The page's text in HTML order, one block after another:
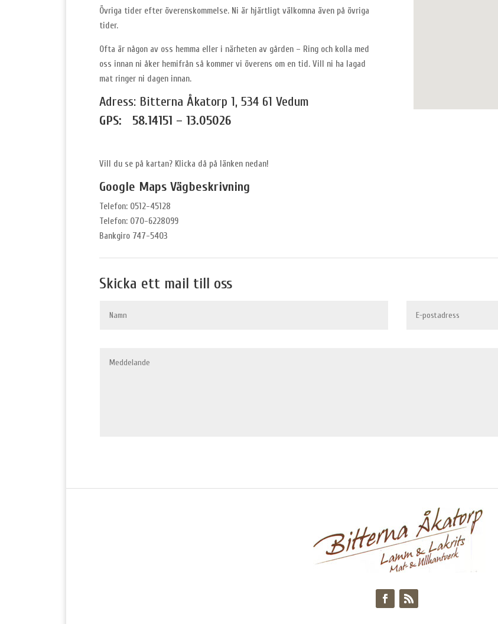
Övriga tider efter överenskommelse. Ni är hjärtligt välkomna även på övriga
tider.
Ofta är någon av oss hemma eller i närheten av gården – Ring och kolla med
oss innan ni åker hemifrån så kommer vi överens om en tid. Vill ni ha lagad
mat ringer ni dagen innan.
Adress: Bitterna Åkatorp 1, 534 61 Vedum
GPS: 58.14151 – 13.05026
Vill du se på kartan? Klicka då på länken nedan!
Google Maps Vägbeskrivning
Telefon: 0512-45128
Telefon: 070-6228099
Bankgiro 747-5403
Skicka ett mail till oss